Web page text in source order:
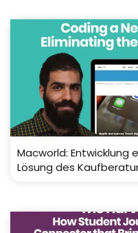
Macworld: Entwicklung
Lösung des